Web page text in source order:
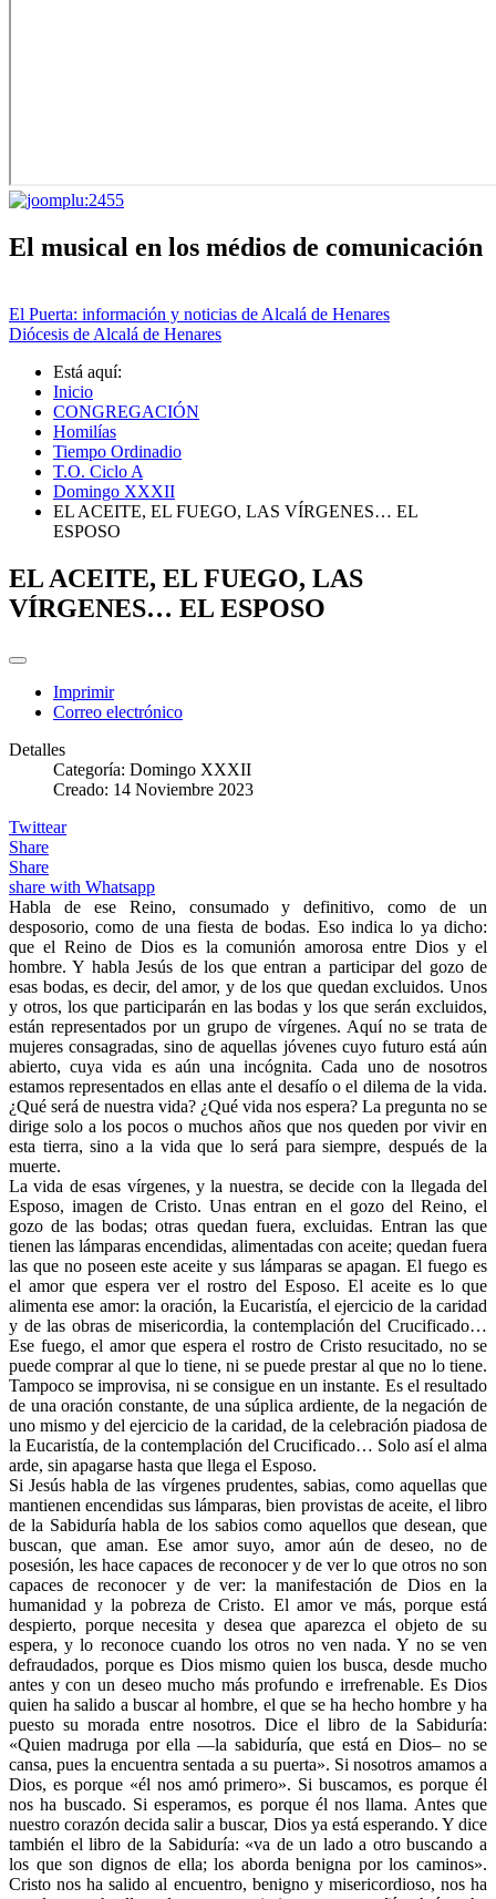
El musical en los médios de comunicación
El Puerta: información y noticias de Alcalá de Henares
Diócesis de Alcalá de Henares
Está aquí:
Inicio
CONGREGACIÓN
Homilías
Tiempo Ordinadio
T.O. Ciclo A
Domingo XXXII
EL ACEITE, EL FUEGO, LAS VÍRGENES… EL
ESPOSO
EL ACEITE, EL FUEGO, LAS
VÍRGENES… EL ESPOSO
Imprimir
Correo electrónico
Detalles
Categoría: Domingo XXXII
Creado: 14 Noviembre 2023
Twittear
Share
Share
share with Whatsapp
Habla de ese Reino, consumado y definitivo, como de un
desposorio, como de una fiesta de bodas. Eso indica lo ya dicho:
que el Reino de Dios es la comunión amorosa entre Dios y el
hombre. Y habla Jesús de los que entran a participar del gozo de
esas bodas, es decir, del amor, y de los que quedan excluidos. Unos
y otros, los que participarán en las bodas y los que serán excluidos,
están representados por un grupo de vírgenes. Aquí no se trata de
mujeres consagradas, sino de aquellas jóvenes cuyo futuro está aún
abierto, cuya vida es aún una incógnita. Cada uno de nosotros
estamos representados en ellas ante el desafío o el dilema de la vida.
¿Qué será de nuestra vida? ¿Qué vida nos espera? La pregunta no se
dirige solo a los pocos o muchos años que nos queden por vivir en
esta tierra, sino a la vida que lo será para siempre, después de la
muerte.
La vida de esas vírgenes, y la nuestra, se decide con la llegada del
Esposo, imagen de Cristo. Unas entran en el gozo del Reino, el
gozo de las bodas; otras quedan fuera, excluidas. Entran las que
tienen las lámparas encendidas, alimentadas con aceite; quedan fuera
las que no poseen este aceite y sus lámparas se apagan. El fuego es
el amor que espera ver el rostro del Esposo. El aceite es lo que
alimenta ese amor: la oración, la Eucaristía, el ejercicio de la caridad
y de las obras de misericordia, la contemplación del Crucificado…
Ese fuego, el amor que espera el rostro de Cristo resucitado, no se
puede comprar al que lo tiene, ni se puede prestar al que no lo tiene.
Tampoco se improvisa, ni se consigue en un instante. Es el resultado
de una oración constante, de una súplica ardiente, de la negación de
uno mismo y del ejercicio de la caridad, de la celebración piadosa de
la Eucaristía, de la contemplación del Crucificado… Solo así el alma
arde, sin apagarse hasta que llega el Esposo.
Si Jesús habla de las vírgenes prudentes, sabias, como aquellas que
mantienen encendidas sus lámparas, bien provistas de aceite, el libro
de la Sabiduría habla de los sabios como aquellos que desean, que
buscan, que aman. Ese amor suyo, amor aún de deseo, no de
posesión, les hace capaces de reconocer y de ver lo que otros no son
capaces de reconocer y de ver: la manifestación de Dios en la
humanidad y la pobreza de Cristo. El amor ve más, porque está
despierto, porque necesita y desea que aparezca el objeto de su
espera, y lo reconoce cuando los otros no ven nada. Y no se ven
defraudados, porque es Dios mismo quien los busca, desde mucho
antes y con un deseo mucho más profundo e irrefrenable. Es Dios
quien ha salido a buscar al hombre, el que se ha hecho hombre y ha
puesto su morada entre nosotros. Dice el libro de la Sabiduría:
«Quien madruga por ella —la sabiduría, que está en Dios– no se
cansa, pues la encuentra sentada a su puerta». Si nosotros amamos a
Dios, es porque «él nos amó primero». Si buscamos, es porque él
nos ha buscado. Si esperamos, es porque él nos llama. Antes que
nuestro corazón decida salir a buscar, Dios ya está esperando. Y dice
también el libro de la Sabiduría: «va de un lado a otro buscando a
los que son dignos de ella; los aborda benigna por los caminos».
Cristo nos ha salido al encuentro, benigno y misericordioso, nos ha